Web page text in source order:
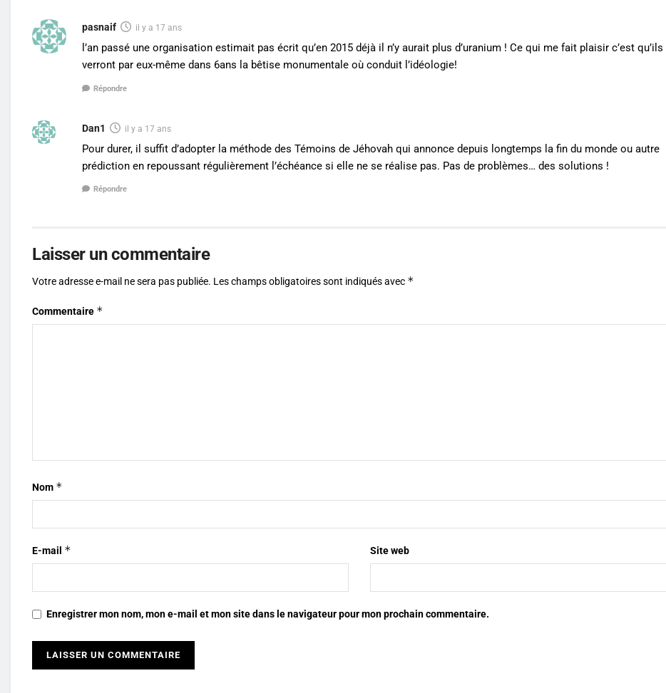
pasnaif il y a 17 ans
l’an passé une organisation estimait pas écrit qu’en 2015 déjà il n’y aurait plus d’uranium ! Ce qui me fait plaisir c’est qu’ils
verront par eux-même dans 6ans la bêtise monumentale où conduit l’idéologie!
Répondre
Dan1 il y a 17 ans
Pour durer, il suffit d’adopter la méthode des Témoins de Jéhovah qui annonce depuis longtemps la fin du monde ou autre
prédiction en repoussant régulièrement l’échéance si elle ne se réalise pas. Pas de problèmes… des solutions !
Répondre
Laisser un commentaire
Votre adresse e-mail ne sera pas publiée. Les champs obligatoires sont indiqués avec *
Commentaire *
Nom *
E-mail * Site web
Enregistrer mon nom, mon e-mail et mon site dans le navigateur pour mon prochain commentaire.